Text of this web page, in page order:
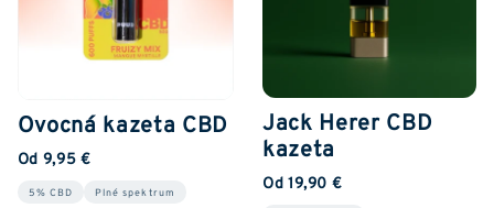
Ovocná kazeta CBD
Od 9,95 €
5% CBD Plné spektrum
Jack Herer CBD
kazeta
Od 19,90 €